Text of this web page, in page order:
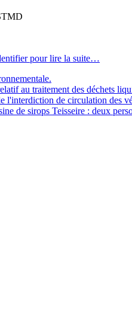
pour lire la suite…
au traitement des déchets
l'interdiction de circulation des
de sirops Teisseire : deux